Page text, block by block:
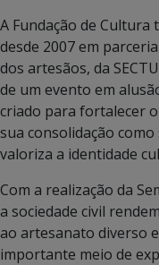
A Fundação de Cultura
desde 2007 em
dos artesãos, da
de um evento em
criado para fortalecer
sua consolidação
valoriza a identidade
Com a realização da
a sociedade civil
ao artesanato diverso
importante meio de